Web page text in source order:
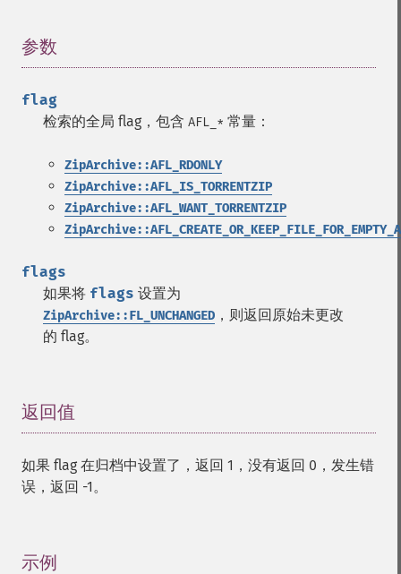
参数
flag
检索的全局 flag，包含 AFL_* 常量：
ZipArchive::AFL_RDONLY
ZipArchive::AFL_IS_TORRENTZIP
ZipArchive::AFL_WANT_TORRENTZIP
flags
如果将 flags 设置为
ZipArchive::FL_UNCHANGED ，则返回原始未更改
的 flag。
返回值
如果 flag 在归档中设置了，返回 1，没有返回 0，发生错
误，返回 -1。
示例